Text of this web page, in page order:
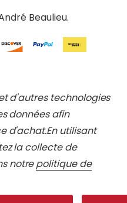
Beaulieu.
d'autres technologies
données afin
d'achat.En utilisant
la collecte de
notrepolitique de